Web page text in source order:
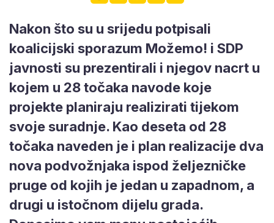
Nakon što su u srijedu potpisali
koalicijski sporazum Možemo! i SDP
javnosti su prezentirali i njegov nacrt u
kojem u 28 točaka navode koje
projekte planiraju realizirati tijekom
svoje suradnje. Kao deseta od 28
točaka naveden je i plan realizacije dva
nova podvožnjaka ispod željezničke
pruge od kojih je jedan u zapadnom, a
drugi u istočnom dijelu grada.